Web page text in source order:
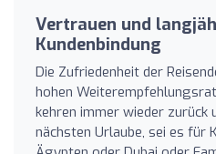
Vertrauen und
Kundenbindung
Die Zufriedenheit der
hohen
kehren immer wieder zurück
nächsten Urlaube, sei es für